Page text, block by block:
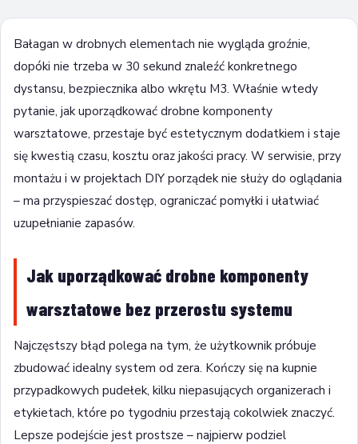
ELEKTORNIKA
Jak uporządkować drobne komponenty
warsztatowe
13 maja 2026 8 min czytania
Bałagan w drobnych elementach nie wygląda groźnie,
dopóki nie trzeba w 30 sekund znaleźć konkretnego
dystansu, bezpiecznika albo wkrętu M3. Właśnie wtedy
pytanie, jak uporządkować drobne komponenty
warsztatowe, przestaje być estetycznym dodatkiem i staje
się kwestią czasu, kosztu oraz jakości pracy. W serwisie, przy
montażu i w projektach DIY porządek nie służy do oglądania
– ma przyspieszać dostęp, ograniczać pomyłki i ułatwiać
uzupełnianie zapasów.
Jak uporządkować drobne komponenty
warsztatowe bez przerostu systemu
Najczęstszy błąd polega na tym, że użytkownik próbuje
zbudować idealny system od zera. Kończy się na kupnie
przypadkowych pudełek, kilku niepasujących organizerach i
etykietach, które po tygodniu przestają cokolwiek znaczyć.
Lepsze podejście jest prostsze – najpierw podziel